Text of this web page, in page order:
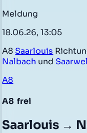
Meldung
18.06.26, 13:05
A8 Saarlouis
Nalbach und
A8
A8 frei
Saarlouis →